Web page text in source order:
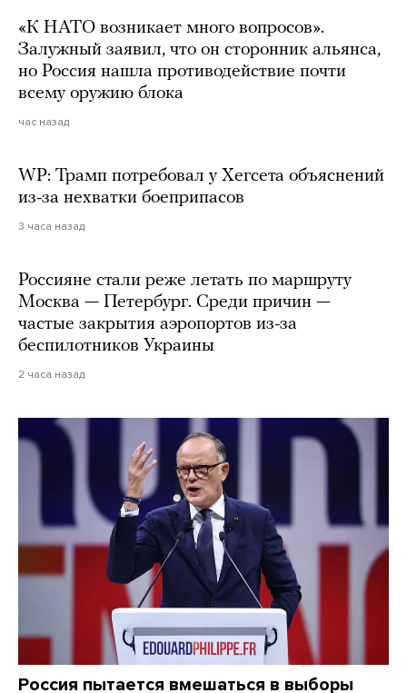
«К НАТО возникает много вопросов».
Залужный заявил, что он сторонник альянса,
но Россия нашла противодействие почти
всему оружию блока
час назад
WP: Трамп потребовал у Хегсета объяснений
из-за нехватки боеприпасов
3 часа назад
Россияне стали реже летать по маршруту
Москва — Петербург. Среди причин —
частые закрытия аэропортов из-за
беспилотников Украины
2 часа назад
Россия пытается вмешаться в выборы